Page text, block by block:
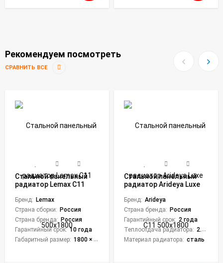
Рекомендуем посмотреть
СРАВНИТЬ ВСЕ
Стальной панельный
радиатор Lemax C11
Бренд: Lemax
Страна сборки: Россия
Страна бренда: Россия
Гарантийный срок: 10 года
Габаритный размер: 1800 × 500 × 62 мм
Стальной панельный
радиатор Arideya Luxe
Бренд: Arideya
Страна бренда: Россия
Гарантийный срок: 2 года
Теплоотдача радиатора: 2.197 кВт
Материал радиатора: сталь